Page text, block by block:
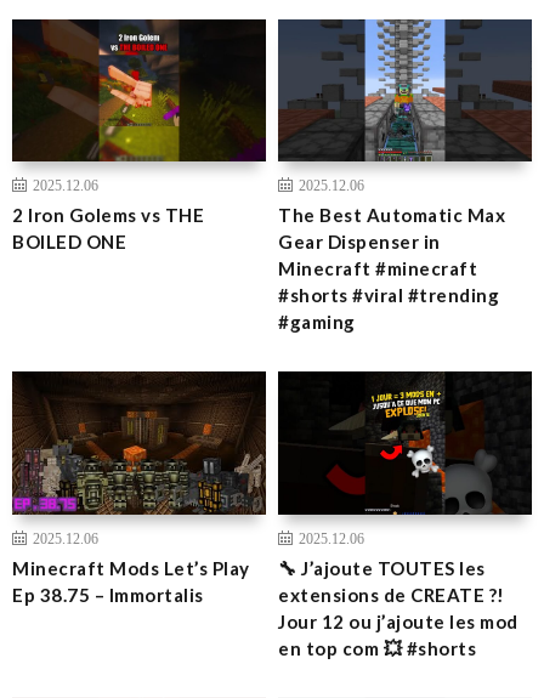
2025.12.06
2 Iron Golems vs THE
BOILED ONE
2025.12.06
The Best Automatic Max
Gear Dispenser in
Minecraft #minecraft
#shorts #viral #trending
#gaming
2025.12.06
Minecraft Mods Let’s Play
Ep 38.75 – Immortalis
2025.12.06
🔧 J’ajoute TOUTES les
extensions de CREATE ?!
Jour 12 ou j’ajoute les mod
en top com 💥 #shorts